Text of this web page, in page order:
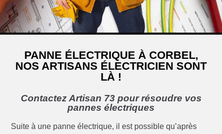
PANNE ÉLECTRIQUE À CORBEL,
NOS ARTISANS ÉLECTRICIEN SONT
LÀ !
Contactez Artisan 73 pour résoudre vos
pannes électriques
Suite à une panne électrique, il est possible qu’après